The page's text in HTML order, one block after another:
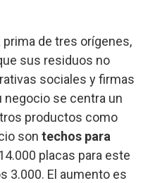
de tres orígenes,
sus residuos no
sociales y firmas
negocio se centra un
productos como
son techos para
placas para este
3.000. El aumento es